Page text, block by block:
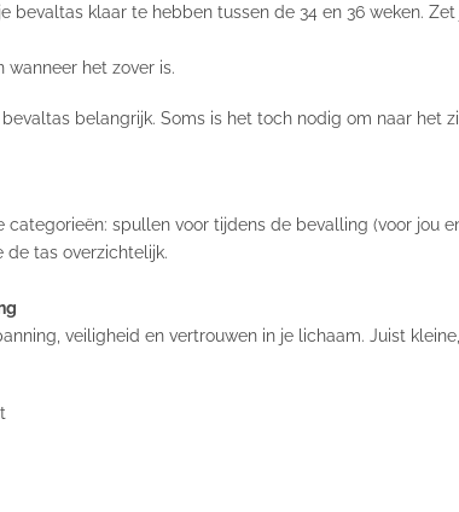
bevaltas klaar te hebben tussen de 34 en 36 weken.
het zover is.
belangrijk. Soms is het toch nodig om naar het
spullen voor tijdens de bevalling (voor jou
de tas overzichtelijk.
veiligheid en vertrouwen in je lichaam. Juist